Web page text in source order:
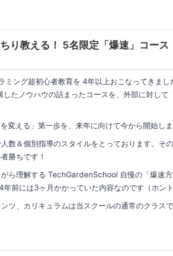
り教える！ 5名限定「爆速」コース
ング超初心者教育を 4年以上おこなってきまし
たノウハウの詰まったコースを、外部に対して
変える」第一歩を、来年に向けて今から開始し
数＆個別指導のスタイルをとっております。そ
勝ちです！
ら理解する TechGardenSchool 自慢の「爆速
年前には3ヶ月かかっていた内容なのです（ホン
ツ、カリキュラムは当スクールの通常のクラス